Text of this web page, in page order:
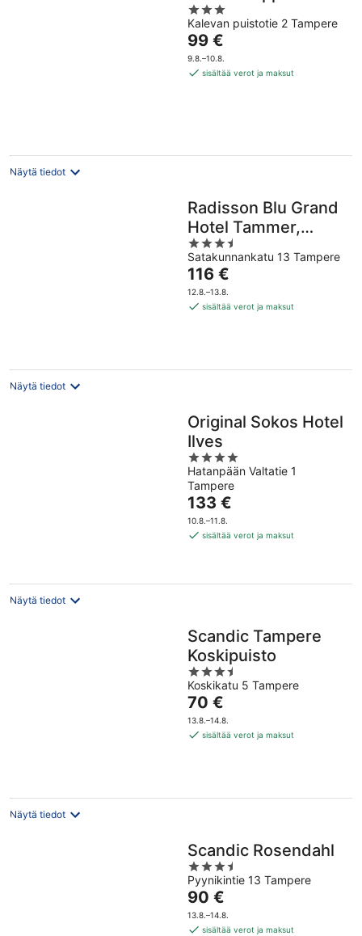
3
out
of
5
Kalevan puistotie 2 Tampere
Hinta
on
99 €
99 €
9.8.–10.8.
sisältää verot ja maksut
Näytä tiedot
Radisson Blu Grand
Hotel Tammer,
Tampere
3.5
out
of
5
Satakunnankatu 13 Tampere
Hinta
on
116 €
116 €
12.8.–13.8.
sisältää verot ja maksut
Näytä tiedot
Original Sokos Hotel
Ilves
4
out
of
5
Hatanpään Valtatie 1
Tampere
Hinta
on
133 €
133 €
10.8.–11.8.
sisältää verot ja maksut
Näytä tiedot
Scandic Tampere
Koskipuisto
3.5
out
of
5
Koskikatu 5 Tampere
Hinta
on
70 €
70 €
13.8.–14.8.
sisältää verot ja maksut
Näytä tiedot
Scandic Rosendahl
3.5
out
of
5
Pyynikintie 13 Tampere
Hinta
on
90 €
90 €
13.8.–14.8.
sisältää verot ja maksut